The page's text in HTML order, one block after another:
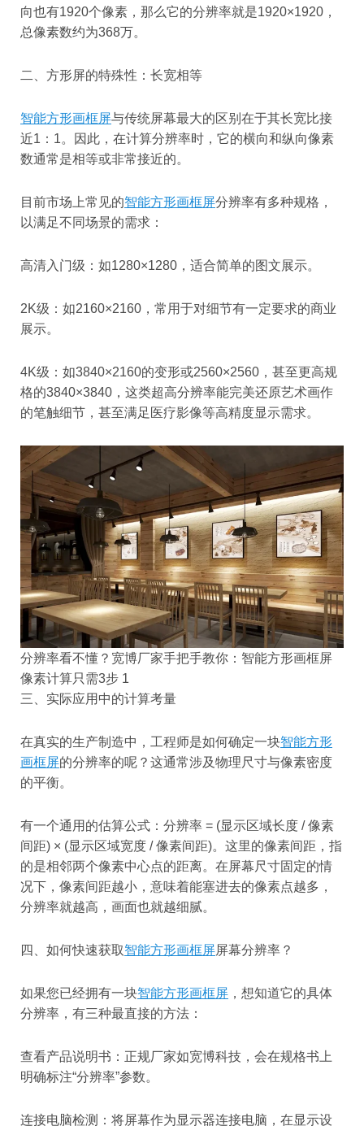
向也有1920个像素，那么它的分辨率就是1920×1920，
总像素数约为368万。
二、方形屏的特殊性：长宽相等
智能方形画框屏与传统屏幕最大的区别在于其长宽比接
近1：1。因此，在计算分辨率时，它的横向和纵向像素
数通常是相等或非常接近的。
目前市场上常见的智能方形画框屏分辨率有多种规格，
以满足不同场景的需求：
高清入门级：如1280×1280，适合简单的图文展示。
2K级：如2160×2160，常用于对细节有一定要求的商业
展示。
4K级：如3840×2160的变形或2560×2560，甚至更高规
格的3840×3840，这类超高分辨率能完美还原艺术画作
的笔触细节，甚至满足医疗影像等高精度显示需求。
分辨率看不懂？宽博厂家手把手教你：智能方形画框屏
像素计算只需3步 1
三、实际应用中的计算考量
在真实的生产制造中，工程师是如何确定一块智能方形
画框屏的分辨率的呢？这通常涉及物理尺寸与像素密度
的平衡。
有一个通用的估算公式：分辨率 = (显示区域长度 / 像素
间距) × (显示区域宽度 / 像素间距)。这里的像素间距，指
的是相邻两个像素中心点的距离。在屏幕尺寸固定的情
况下，像素间距越小，意味着能塞进去的像素点越多，
分辨率就越高，画面也就越细腻。
四、如何快速获取智能方形画框屏屏幕分辨率？
如果您已经拥有一块智能方形画框屏 ，想知道它的具体
分辨率，有三种最直接的方法：
查看产品说明书：正规厂家如宽博科技，会在规格书上
明确标注“分辨率”参数。
连接电脑检测：将屏幕作为显示器连接电脑，在显示设